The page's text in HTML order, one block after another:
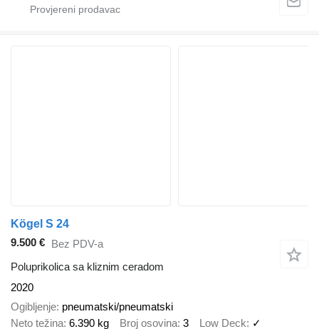
Kögel S 24
9.500 € Bez PDV-a
Poluprikolica sa kliznim ceradom
2020
Ogibljenje pneumatski/pneumatski
Neto težina 6.390 kg Broj osovina 3 Low Deck ✓